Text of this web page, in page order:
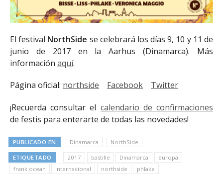
El festival NorthSide se celebrará los días 9, 10 y 11 de
junio de 2017 en la Aarhus (Dinamarca). Más
información aquí.
Página oficial: northside Facebook Twitter
¡Recuerda consultar el calendario de confirmaciones
de festis para enterarte de todas las novedades!
PUBLICADO EN Dinamarca NorthSide
ETIQUETADO 2017 bastille Dinamarca
europa
frank ocean
internacional northside
phlake